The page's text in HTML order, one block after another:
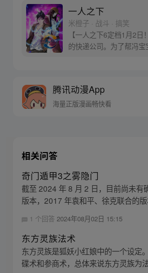
一人之下
米橙子 · 战斗 · 搞笑
【一人之下6定档1月2
的快递公司。为了帮冯宝
腾讯动漫App
海量正版漫画畅快看
相关问答
奇门遁甲3之雾隐门
截至 2024 年 8 月 2 日，目前尚未有
版本，2017 年袁和平、徐克联合的
1 个回答2024年08月02日 15:15
东方灵族法术
东方灵族是狐妖小红娘中的一个设定
碟术和参商术，总体来说东方灵族为